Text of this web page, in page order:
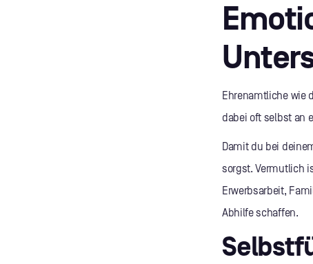
Ehrenamtliche wie
dabei oft selbst an
Damit du bei
sorgst. Vermutlich
Erwerbsarbeit,
Abhilfe schaffen.